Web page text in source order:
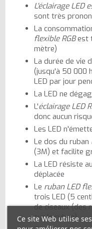
L'éclairage LED
sont très
La
flexible RGBest
mètre)
La durée de vie
(jusqu'à 50 000
LED par jour
La LED ne
L'éclairage LED
donc aucun
Les LED
Le dos du ruban
(3M) et facilite
La LED résiste
déplacée
Le ruban LED
trois LED (5
de ciseaux (des
sur le ruban)
Ce site Web utilise